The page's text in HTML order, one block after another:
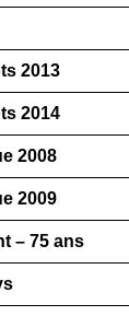
2013
2014
2008
2009
– 75 ans